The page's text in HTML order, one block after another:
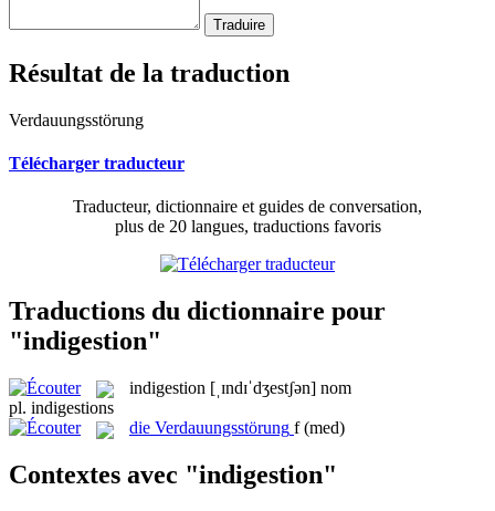
Résultat de la traduction
Verdauungsstörung
Télécharger traducteur
Traducteur, dictionnaire et guides de conversation,
plus de 20 langues, traductions favoris
Traductions du dictionnaire pour
"indigestion"
indigestion [ˌɪndɪˈdʒestʃən] nom
pl. indigestions
die Verdauungsstörung f (med)
Contextes avec "indigestion"